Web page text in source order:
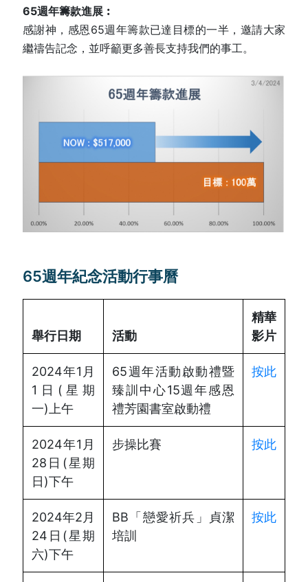
65週年籌款進展︰
感謝神，感恩65週年籌款已達目標的一半，邀請大家
繼禱告記念，並呼籲更多善長支持我們的事工。
65週年紀念活動行事曆
舉行日期 活動
精華
影片
2024年1月
1日(星期
一)上午
65週年活動啟動禮暨
臻訓中心15週年感恩
禮芳園書室啟動禮
按此
2024年1月
28日(星期
日)下午
步操比賽 按此
2024年2月
24日(星期
六)下午
BB「戀愛祈兵」貞潔
培訓
按此